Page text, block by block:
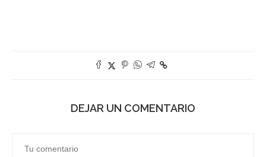
DEJAR UN COMENTARIO